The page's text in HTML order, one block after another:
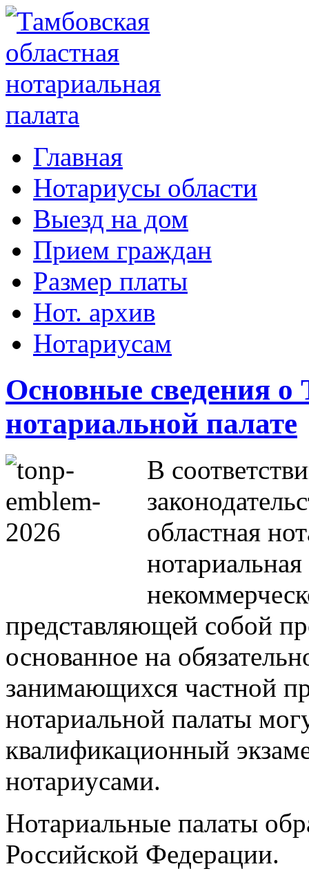
Главная
Нотариусы области
Выезд на дом
Прием граждан
Размер платы
Нот. архив
Нотариусам
Основные сведения о
нотариальной палате
В
областная
нотариальная
представляющей собой
основанное на
занимающихся частной
нотариальной палаты
квалификационный
нотариусами.
Нотариальные палаты
Российской Федерации.